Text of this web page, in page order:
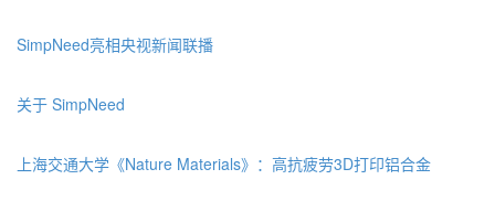
SimpNeed亮相央视新闻联播
关于 SimpNeed
上海交通大学《Nature Materials》：高抗疲劳3D打印铝合金